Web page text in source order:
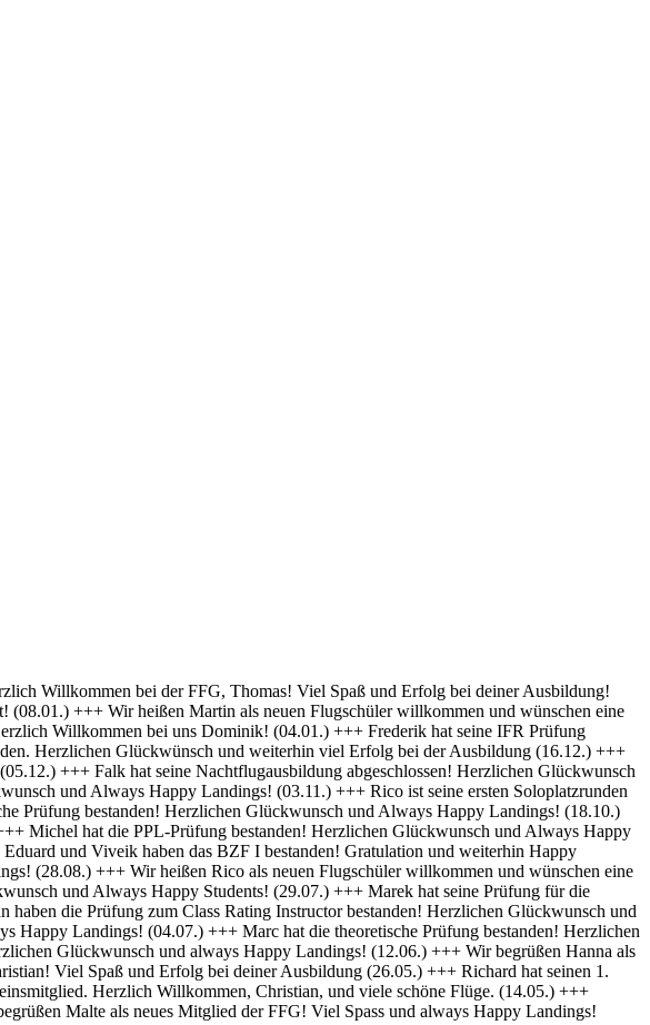
+++ Daniel hat heute die Theoretische Prüfung bestanden! Gratulation und weiterhin viel Erfolg bei der Praxis. (22.02.) +++ Luis hat die Theoretische Prüfung bestanden! Herzlichen Glückwunsch und viel Erfolg bei der Praxis. (09.02.) +++ Tibor hat seine Instrumentenflugberechtigung erhalten! Herzlichen Glückwunsch und Always Happy Landings. (06.02.) +++ Alexander hat die Theoretische Prüfung bestanden! Herzlichen Glückwunsch und viel Erfolg bei der Praxis. (21.01.) +++ Seit heute haben wir 5 neue BZF Besitzer. Glückwunsch Clemens E, Clemens H, Richard, Robert und Stefan. Super gemacht, weiter so. (19.01.) +++ André startet seine PPL(a) Ausbildung zum 1.1. - viel Erfolg dabei. (17.12.) +++ Die FFG begrüßt herzlich Axel als neues Vollmitglied. (16.12. ) +++ Und wieder einer ohne Lehrer unterwegs- Gratulation Daniel ! (26.10.) +++ Norman hat heute seine Praktische Prüfung bestanden. Herzlichen Glückwunsch und Always Happy Landings (28.10) +++ Glückwunsch Karsten! Die Schülerakte wurde soeben geschlossen :-) Always happy Landings (12.9.) +++ Hendrik ist heute seine ersten Solo-Platzrunden geflogen. Herzlichen Glückwünsch und always happy landings (3.9.) +++ Wir begrüßen Richard als neues Mitglied der FFG und wünschen eine erfolgreiche Ausbildung! (1.9.) +++ Norman hat die Theoretische Prüfung bestanden. Herzlichen Glückwunsch (31.8.) +++ Vincent hat seinen ersten Alleinflug absolviert! Herzlichen Glückwunsch und weiterhin Happy Landings! (26.08.) +++ Wir heißen Clemens E. und Clemens H. als neue Flugschüler willkommen und wünschen eine erfolgreiche Ausbildung! (26.08.) +++ Herzlichen Glückwünsch zum ersten Solo, Luis und always happy landings! (22.08.) +++ Die FFG hat ein neues Vereinsmitglied und einen weiteren Flugschüler. Herzlich Willkommen, Stefan ! (7.8.) +++ Vom „Fußgänger“ zum Luftfahrzeugführer! Lieber Carsten, herzlichen Glückwunsch zur bestandenen PPL-Prüfung! (19.7.) +++ Simon hat seine Praktische Prüfung bestanden! (12.07.) Herzlichen Glückwunsch und Always Happy Landings +++ Wir begrüßen Stefan S. als neues Mitglied der FFG! - Herzlichen Glückwunsch & Always Happy Landings! (06.07.) +++ (Falscheintrag ?? hr) Die FFG hat ein neues Vereinsmitglied und die Flugschule einen neuen Schüler: Herzlich Willkommen, Robert, und viel Spaß und Erfolg bei deiner Ausbildung. (2.7.) +++ Patrik hat heute sein erstes Solo geflogen - Herzlichen Glückwunsch & Always Happy Landings! (30.6.) +++ Herzlichen Glückwunsch Thiago zur erfolgreichen Prüfung (15.06.) & Always Happy Landings +++ Herzlichen Glückwunsch zu bestandenen PPL(A) Prüfung, Fabian - always happy landings ! (19.5.) +++ Stefan hat die Prüfung für die Instrumentenflugberechtigung bestanden! Gratulation und weiterhin Happy Landings! . (04.05.) +++ Herzlich Willkommen bei der FFG, Eike, und viel Spaß und Erfolg bei deiner Ausbildung. (22.04.) +++ Wir heißen Daniel H. als neuen Flugschüler willkommen und wünschen eine erfolgreiche Ausbildung! (01.04.) +++ Gratulation auch an Daniel P., der heute (31.03.) seinen ersten Alleinflug absolviert hat! Herzlichen Glückwunsch und weiterhin Happy Landings! +++ Norman hat am 15.03. seinen ersten Alleinflug absolviert! Herzlichen Glückwunsch und weiterhin Happy Landings! +++ Daniel hat heute (9.3.) seine Theoretische Prüfung bestanden! Herzlichen Glückwunsch und viel Spaß bei den nächsten Ausbildungsschritten +++ Marek hat heute (1.3.) seine Praktische Prüfung bestanden -Herzlichen Glückwunsch und Always Happy Landings +++ Herzlich Willkommen, Luis. Viel Spaß und Erfolg bei deiner Ausbildung. +++ Herzlich Willkommen, Maximilian. Viel Spaß und Erfolg bei deiner Ausbildung. +++ Simon hat heute (9.2.) seine Theoretische Prüfung bestanden - Herzlichen Glückwunsch +++ Paul hat heute (22. Nov) seine PPL-Prüfung bestanden! Herzlichen Glückwunsch und Always Happy Landings! +++ Willkommen bei der FFG, Vincent. Viel Spaß und Erfolg bei deiner Ausbildung! +++ Willkommen bei der FFG, Doris. Viel Spaß und Erfolg bei deiner Ausbildung! +++ Holger hat seine PPL-Prüfung bestanden! Gratulation und weiterhin Happy Landings! +++ Micha hat seine PPL